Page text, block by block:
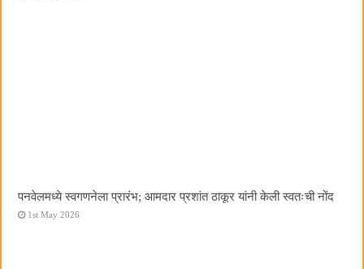
पनवेलमध्ये स्वगणनेला प्रारंभ; आमदार प्रशांत ठाकूर यांनी केली स्वतःची नोंद
1st May 2026